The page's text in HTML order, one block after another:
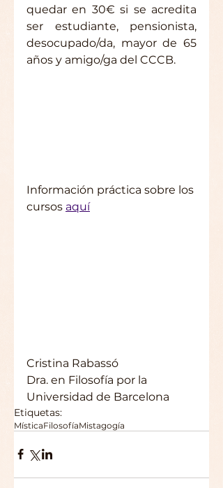
quedar en 30€ si se acredita
ser estudiante, pensionista,
desocupado/da, mayor de 65
años y amigo/ga del CCCB.
Información práctica sobre los
cursos aquí
Cristina Rabassó
Dra. en Filosofía por la
Universidad de Barcelona
Etiquetas:
MísticaFilosofíaMistagogía